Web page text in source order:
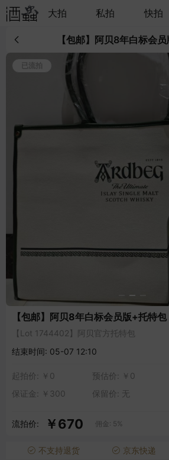
大拍 私拍 快拍
【包邮】阿贝8年白标会员版+托特包
【Lot 1744402】阿贝官方托特包
结束时间: 05-07 12:10
起拍价: ￥0 预估价: ￥0
保证金: ￥300
保留价: 无
流拍价: ￥670 佣金: 5%
不支持退货 京东快递